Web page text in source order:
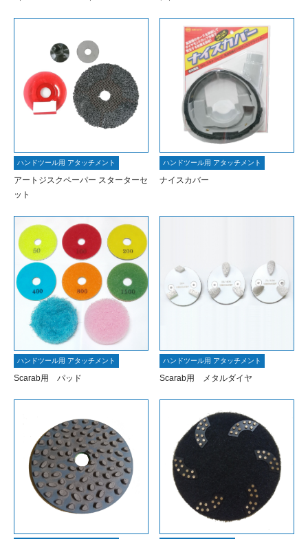
ハンドツール用 アタッチメント
アートジスクペーパー スターターセ
ット
ハンドツール用 アタッチメント
ナイスカバー
ハンドツール用 アタッチメント
Scarab用 パッド
ハンドツール用 アタッチメント
Scarab用 メタルダイヤ